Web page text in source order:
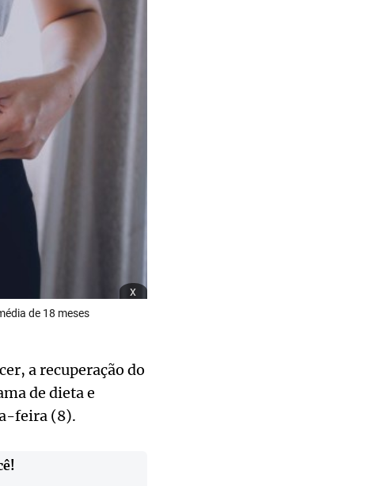
x
de 18 meses
a recuperação do
de dieta e
feira (8).